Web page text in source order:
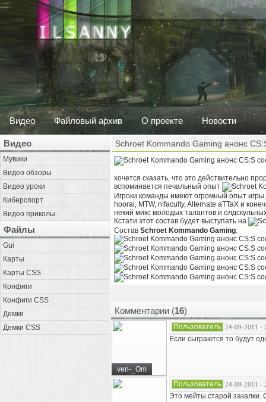
Видео Файловый архив О проекте Новости
Видео
Мувики
Видео обзоры
Видео уроки
Киберспорт
Видео приколы
Файлы
Gui
Карты
Карты CSS
Конфиги
Конфиги CSS
Демки
Демки CSS
Schroet Kommando Gaming анонс
хочется сказать, что это действительно
вспоминается печальный опыт
Игроки команды имеют огромный опыт игры,
hoorai, MTW, n!faculty, Alternate aTTaX и
некий микс молодых талантов и
Кстати этот состав будет выступать на
Состав Schroet Kommando Gaming:
Комментарии (16)
ven-_Om
Пользователь 24-09-2011 -
Если сыграются то будут
Пользователь 24-09-2011 -
Это мейты старой закалки.